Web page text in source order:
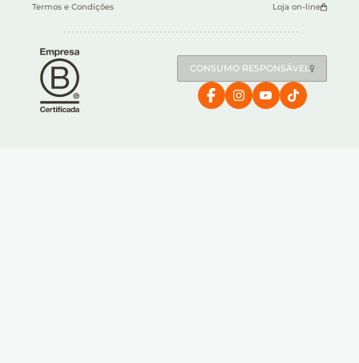
Termos e Condições Loja on-line
CONSUMO RESPONSÁVEL